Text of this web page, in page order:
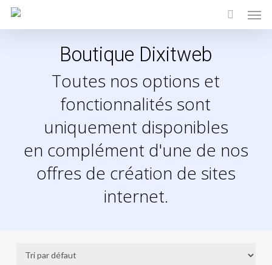
Skip
to
Boutique Dixitweb
Toutes nos options et
fonctionnalités sont
uniquement disponibles
en complément d'une de nos
offres de création de sites
internet.